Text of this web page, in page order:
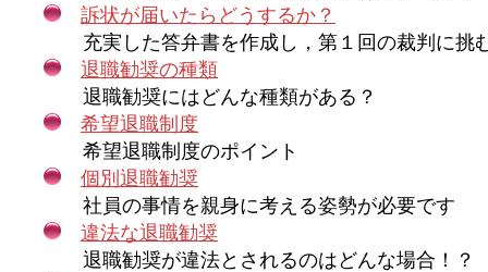
訴状が届いたらどうするか？
充実した答弁書を作成し，第１回の裁判に挑
退職勧奨の種類
退職勧奨にはどんな種類がある？
希望退職制度
希望退職制度のポイント
個別退職勧奨
社員の事情を親身に考える姿勢が必要です
違法な退職勧奨
退職勧奨が違法とされるのはどんな場合！？